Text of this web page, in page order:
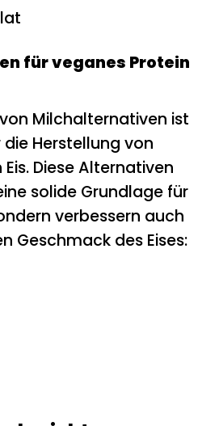
für veganes Protein
Milchalternativen ist
Herstellung von
Diese Alternativen
solide Grundlage für
verbessern auch
Geschmack des Eises: